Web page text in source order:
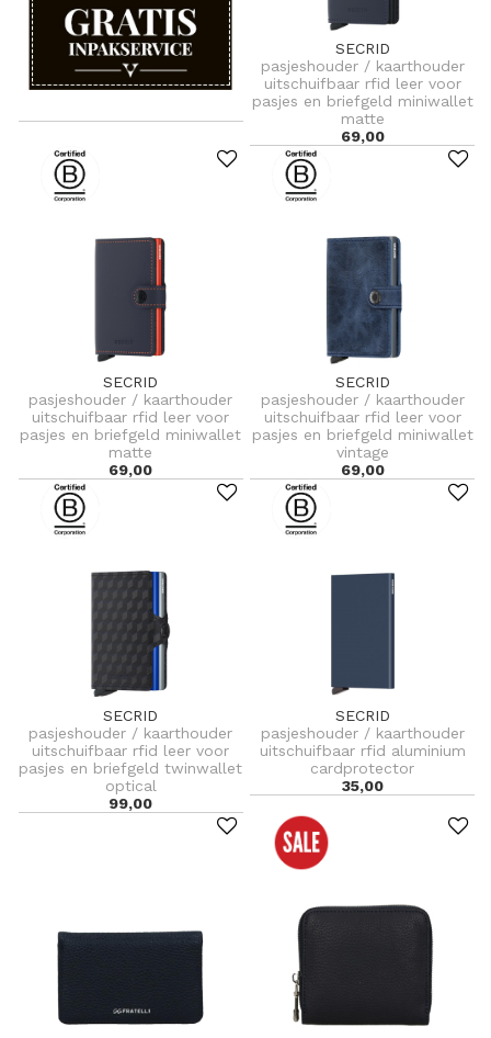
SECRID
pasjeshouder / kaarthouder
uitschuifbaar rfid leer voor
pasjes en briefgeld miniwallet
matte
69,00
SECRID
pasjeshouder / kaarthouder
uitschuifbaar rfid leer voor
pasjes en briefgeld miniwallet
matte
69,00
SECRID
pasjeshouder / kaarthouder
uitschuifbaar rfid leer voor
pasjes en briefgeld miniwallet
vintage
69,00
SECRID
pasjeshouder / kaarthouder
uitschuifbaar rfid leer voor
pasjes en briefgeld twinwallet
optical
99,00
SECRID
pasjeshouder / kaarthouder
uitschuifbaar rfid aluminium
cardprotector
35,00